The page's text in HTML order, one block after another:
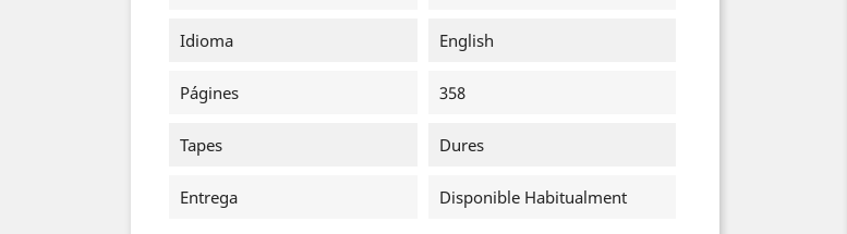
Idioma English
Págines 358
Tapes Dures
Entrega Disponible Habitualment